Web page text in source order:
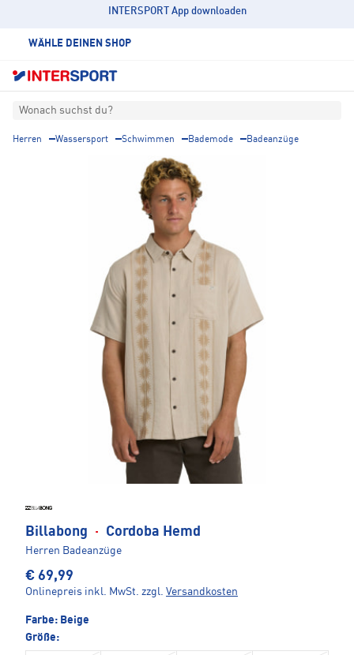
INTERSPORT App downloaden
WÄHLE DEINEN SHOP
Wonach suchst du?
Herren Wassersport Schwimmen Bademode Badeanzüge
Billabong · Cordoba Hemd
Herren Badeanzüge
€ 69,99
Onlinepreis inkl. MwSt. zzgl. Versandkosten
Farbe: Beige
Größe: